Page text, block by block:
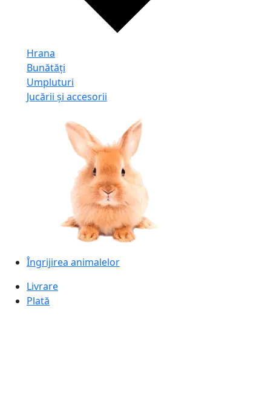
Hrana
Bunătăți
Umpluturi
Jucării și accesorii
Îngrijirea animalelor
Livrare
Plată